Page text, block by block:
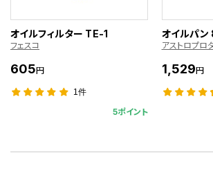
オイルフィルター TE-1
フェスコ
605円
1件
5ポイント
オイルパ
アストロプロ
1,529円